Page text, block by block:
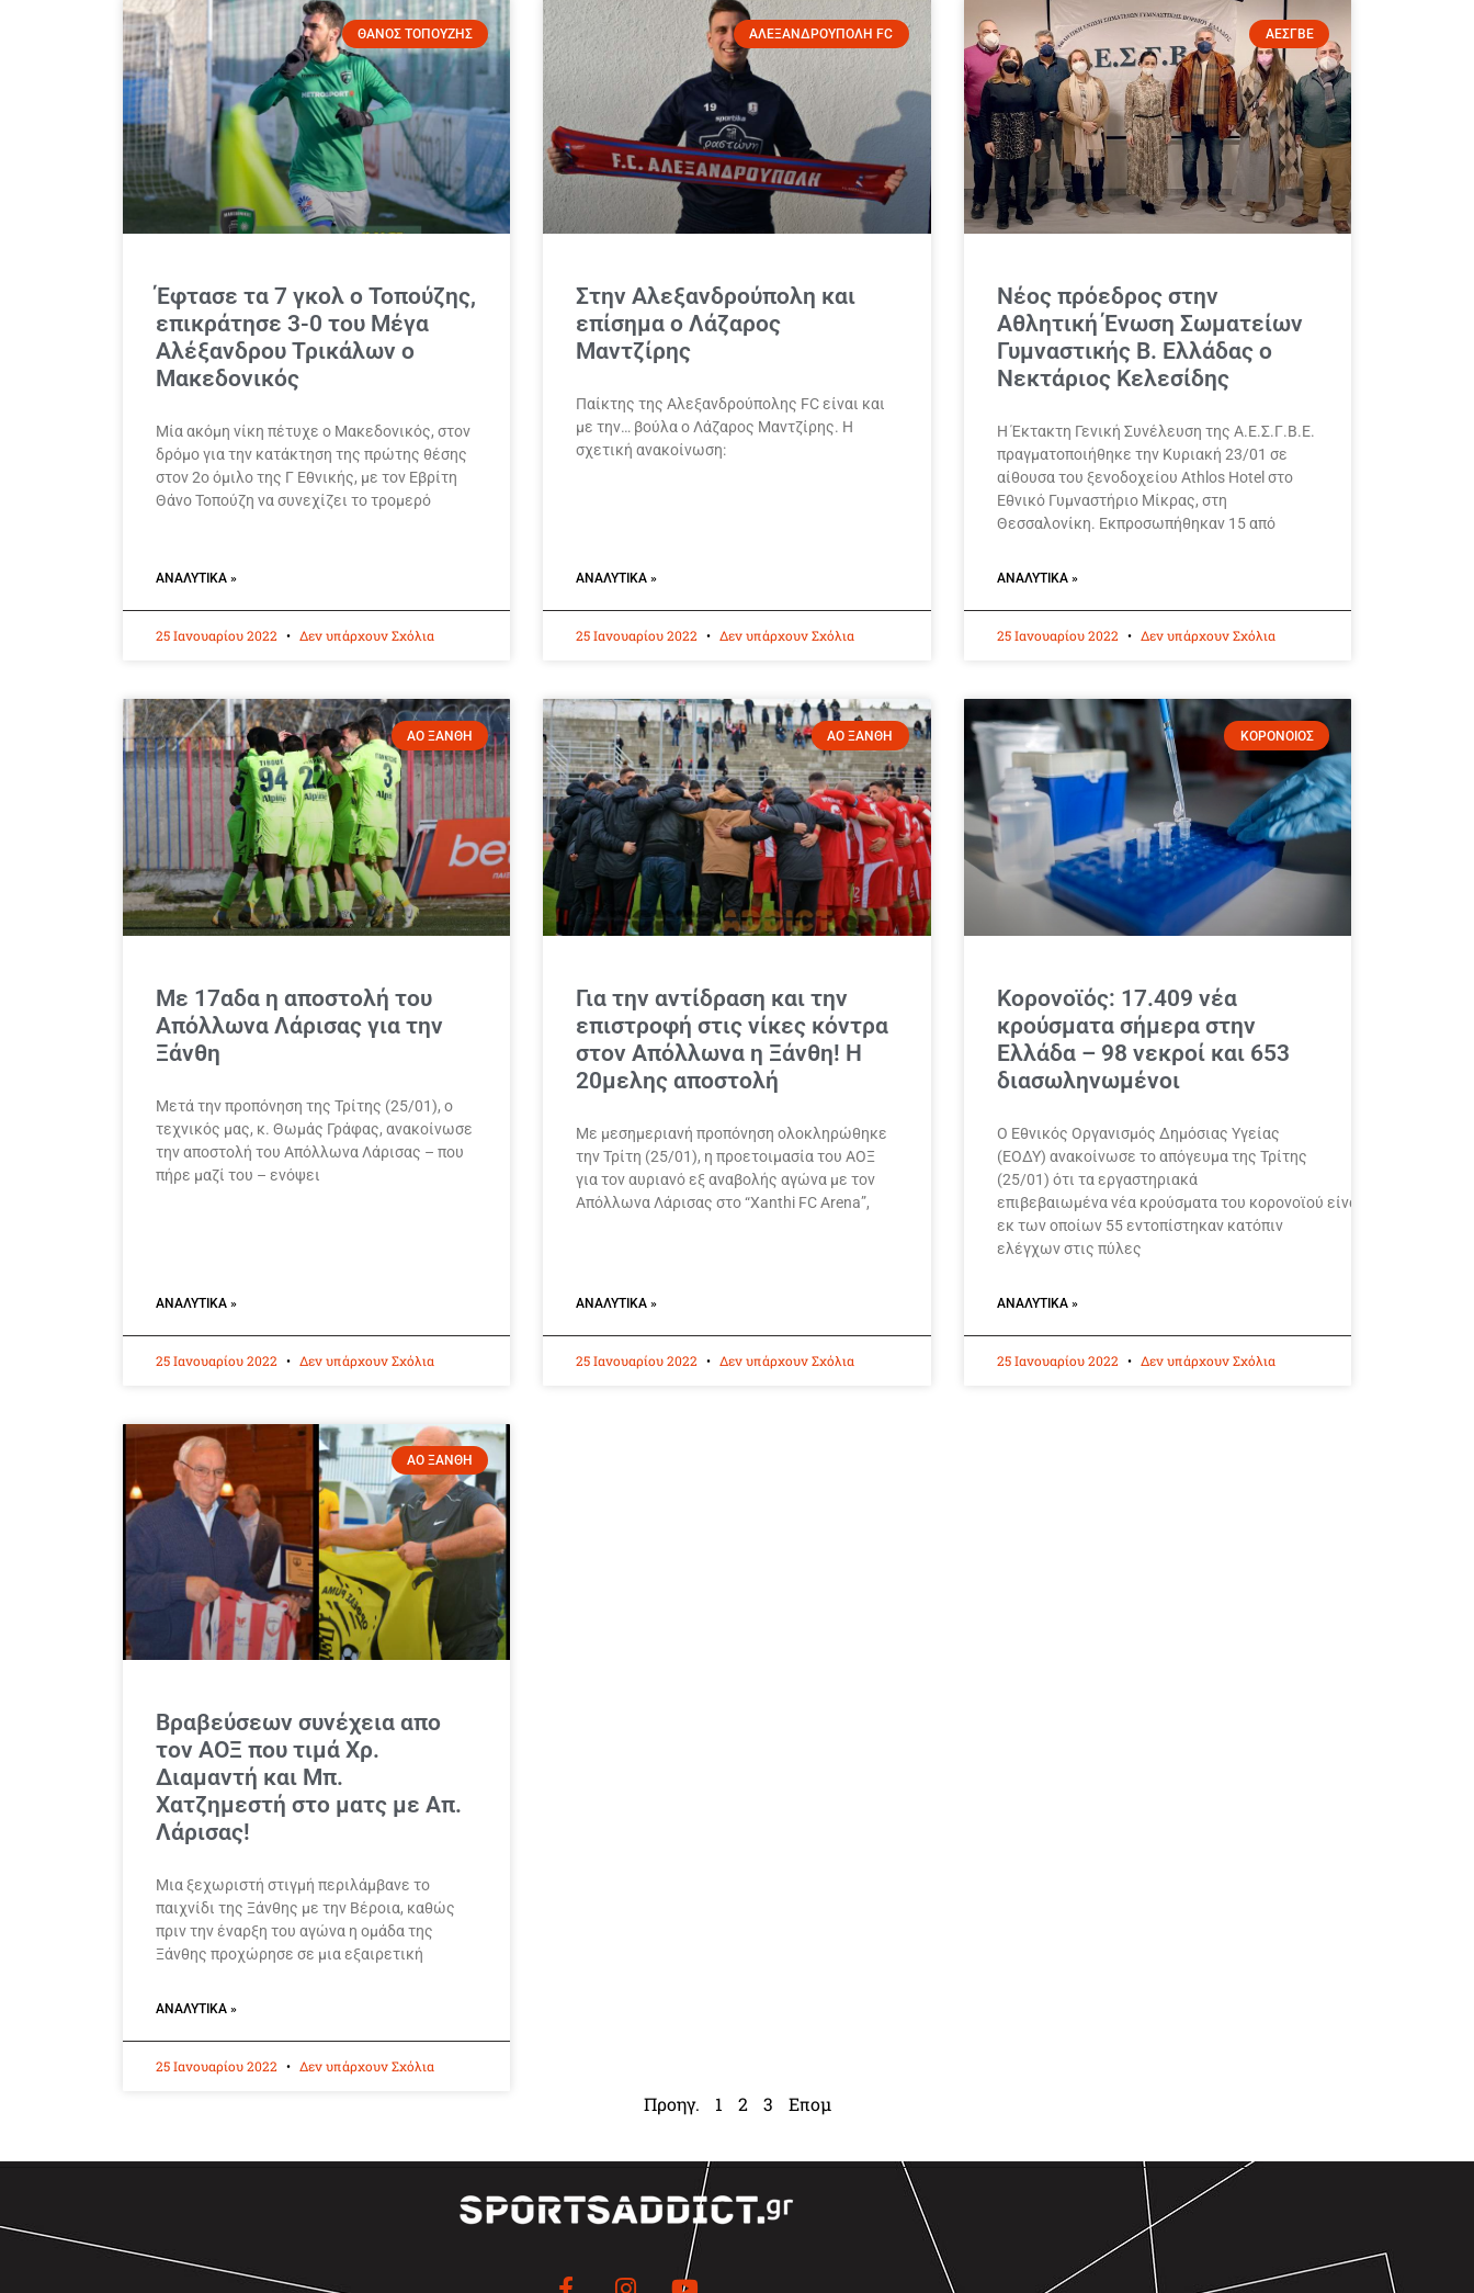
ΘΑΝΟΣ ΤΟΠΟΥΖΗΣ
Έφτασε τα 7 γκολ ο Τοπούζης,
επικράτησε 3-0 του Μέγα
Αλέξανδρου Τρικάλων ο
Μακεδονικός
Μία ακόμη νίκη πέτυχε ο Μακεδονικός, στον
δρόμο για την κατάκτηση της πρώτης θέσης
στον 2ο όμιλο της Γ Εθνικής, με τον Εβρίτη
Θάνο Τοπούζη να συνεχίζει το τρομερό
ΑΝΑΛΥΤΙΚΆ »
25 Ιανουαρίου 2022 Δεν υπάρχουν Σχόλια
ΑΛΕΞΑΝΔΡΟΥΠΟΛΗ FC
Στην Αλεξανδρούπολη και
επίσημα ο Λάζαρος
Μαντζίρης
Παίκτης της Αλεξανδρούπολης FC είναι και
με την… βούλα ο Λάζαρος Μαντζίρης. Η
σχετική ανακοίνωση:
ΑΝΑΛΥΤΙΚΆ »
25 Ιανουαρίου 2022 Δεν υπάρχουν Σχόλια
ΑΕΣΓΒΕ
Νέος πρόεδρος στην
Αθλητική Ένωση Σωματείων
Γυμναστικής Β. Ελλάδας ο
Νεκτάριος Κελεσίδης
Η Έκτακτη Γενική Συνέλευση της Α.Ε.Σ.Γ.Β.Ε.
πραγματοποιήθηκε την Κυριακή 23/01 σε
αίθουσα του ξενοδοχείου Athlos Hotel στο
Εθνικό Γυμναστήριο Μίκρας, στη
Θεσσαλονίκη. Εκπροσωπήθηκαν 15 από
ΑΝΑΛΥΤΙΚΆ »
25 Ιανουαρίου 2022 Δεν υπάρχουν Σχόλια
ΑΟ ΞΑΝΘΗ
Με 17αδα η αποστολή του
Απόλλωνα Λάρισας για την
Ξάνθη
Μετά την προπόνηση της Τρίτης (25/01), ο
τεχνικός μας, κ. Θωμάς Γράφας, ανακοίνωσε
την αποστολή του Απόλλωνα Λάρισας – που
πήρε μαζί του – ενόψει
ΑΝΑΛΥΤΙΚΆ »
25 Ιανουαρίου 2022 Δεν υπάρχουν Σχόλια
ΑΟ ΞΑΝΘΗ
Για την αντίδραση και την
επιστροφή στις νίκες κόντρα
στον Απόλλωνα η Ξάνθη! Η
20μελης αποστολή
Με μεσημεριανή προπόνηση ολοκληρώθηκε
την Τρίτη (25/01), η προετοιμασία του ΑΟΞ
για τον αυριανό εξ αναβολής αγώνα με τον
Απόλλωνα Λάρισας στο “Xanthi FC Arena”,
ΑΝΑΛΥΤΙΚΆ »
25 Ιανουαρίου 2022 Δεν υπάρχουν Σχόλια
ΚΟΡΟΝΟΙΟΣ
Κορονοϊός: 17.409 νέα
κρούσματα σήμερα στην
Ελλάδα – 98 νεκροί και 653
διασωληνωμένοι
Ο Εθνικός Οργανισμός Δημόσιας Υγείας
(ΕΟΔΥ) ανακοίνωσε το απόγευμα της Τρίτης
(25/01) ότι τα εργαστηριακά
επιβεβαιωμένα νέα κρούσματα του κορονοϊού είναι 17.409,
εκ των οποίων 55 εντοπίστηκαν κατόπιν
ελέγχων στις πύλες
ΑΝΑΛΥΤΙΚΆ »
25 Ιανουαρίου 2022 Δεν υπάρχουν Σχόλια
ΑΟ ΞΑΝΘΗ
Βραβεύσεων συνέχεια απο
τον ΑΟΞ που τιμά Χρ.
Διαμαντή και Μπ.
Χατζημεστή στο ματς με Απ.
Λάρισας!
Μια ξεχωριστή στιγμή περιλάμβανε το
παιχνίδι της Ξάνθης με την Βέροια, καθώς
πριν την έναρξη του αγώνα η ομάδα της
Ξάνθης προχώρησε σε μια εξαιρετική
ΑΝΑΛΥΤΙΚΆ »
25 Ιανουαρίου 2022 Δεν υπάρχουν Σχόλια
Προηγ. 1 2 3 Επομ